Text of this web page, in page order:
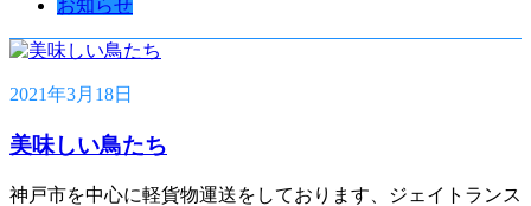
お知らせ
2021年3月18日
美味しい鳥たち
神戸市を中心に軽貨物運送をしております、ジェイトランス